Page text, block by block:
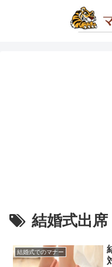
結婚式出席
結婚式でのマナー